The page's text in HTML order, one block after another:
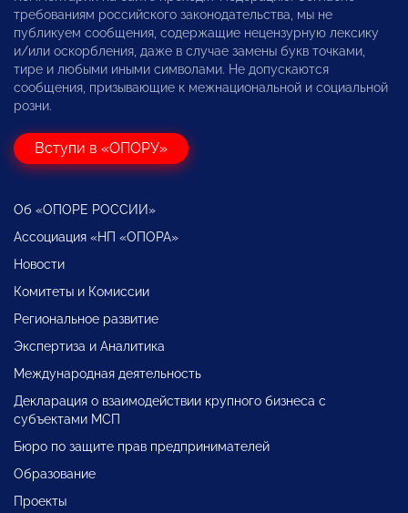
требованиям российского законодательства, мы не
публикуем сообщения, содержащие нецензурную лексику
и/или оскорбления, даже в случае замены букв точками,
тире и любыми иными символами. Не допускаются
сообщения, призывающие к межнациональной и социальной
розни.
Вступи в «ОПОРУ»
Об «ОПОРЕ РОССИИ»
Ассоциация «НП «ОПОРА»
Новости
Комитеты и Комиссии
Региональное развитие
Экспертиза и Аналитика
Международная деятельность
Декларация о взаимодействии крупного бизнеса с
субъектами МСП
Бюро по защите прав предпринимателей
Образование
Проекты